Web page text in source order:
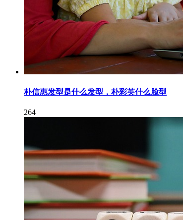
朴信惠发型是什么发型，朴彩英什么脸型
264